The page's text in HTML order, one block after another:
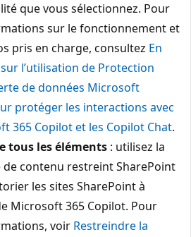
que vous sélectionnez. Pour
sur le fonctionnement et
pris en charge, consultez En
l’utilisation de Protection
de données Microsoft
protéger les interactions avec
365 Copilot et les Copilot Chat.
tous les éléments : utilisez la
contenu restreint SharePoint
les sites SharePoint à
Microsoft 365 Copilot. Pour
voir Restreindre la